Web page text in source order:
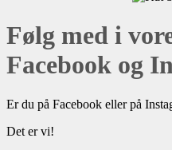
Følg med i
Facebook og
Er du på Facebook eller på
Det er vi!